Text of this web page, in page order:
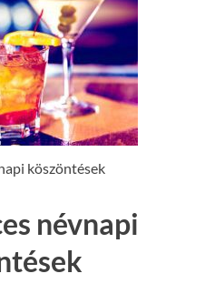
köszöntések
névnapi